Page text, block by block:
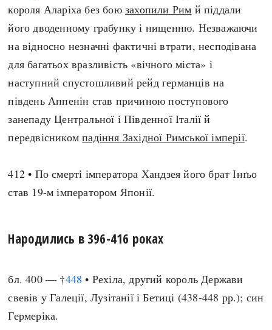
короля Аларіха без боюзахопили Рим й піддали
його дводенному грабунку і нищенню. Незважаючи
на відносно незначні фактичні втрати, несподівана
для багатьох вразливість «вічного міста» і
наступний спустошливий рейд германців на
південь Аппенін став причиною поступового
занепаду Центральної і Південної Італії й
передвісникомпадіння Західної Римської імперії.
412 • По смерті імператора Хандзея його брат Інґьо
став 19-м імператором Японії.
Народились в 396-416 роках
бл. 400 — †448 • Рехіла, другий король Держави
свевів у Галеції, Лузітанії і Бетиці (438-448 рр.); син
Гермеріка.